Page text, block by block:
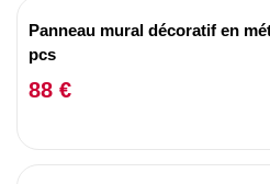
Panneau mural décoratif en
pcs
88 €